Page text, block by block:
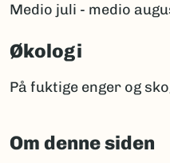
Medio juli - medio
Økologi
På fuktige enger og
Om denne siden